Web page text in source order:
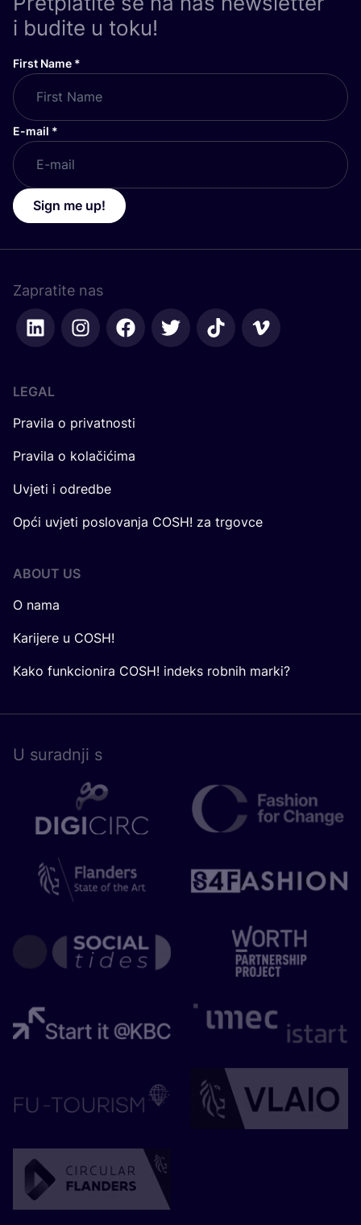
i budite u toku!
First Name *
E-mail *
Sign me up!
Zapratite nas
LEGAL
Pravila o privatnosti
Pravila o kolačićima
Uvjeti i odredbe
Opći uvjeti poslovanja COSH! za trgovce
ABOUT US
O nama
Karijere u COSH!
Kako funkcionira COSH! indeks robnih marki?
U surad­nji s